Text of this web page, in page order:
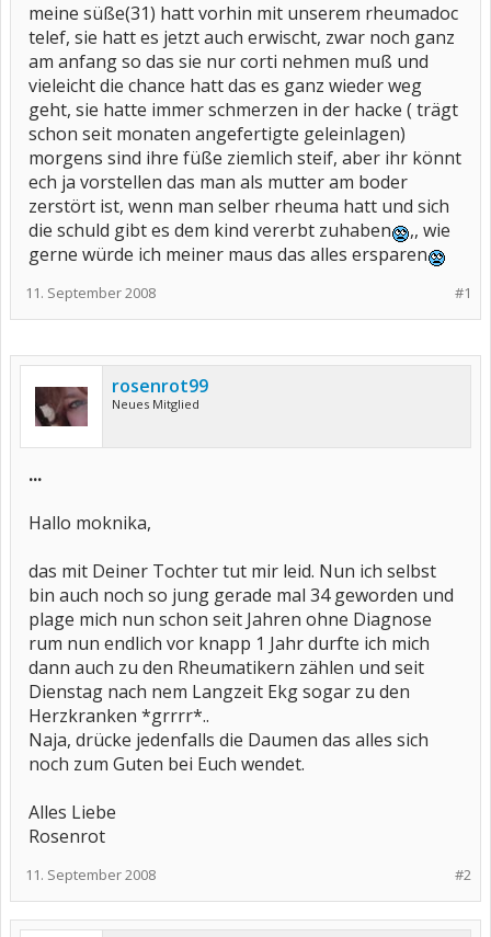
meine süße(31) hatt vorhin mit unserem rheumadoc
telef, sie hatt es jetzt auch erwischt, zwar noch ganz
am anfang so das sie nur corti nehmen muß und
vieleicht die chance hatt das es ganz wieder weg
geht, sie hatte immer schmerzen in der hacke ( trägt
schon seit monaten angefertigte geleinlagen)
morgens sind ihre füße ziemlich steif, aber ihr könnt
ech ja vorstellen das man als mutter am boder
zerstört ist, wenn man selber rheuma hatt und sich
die schuld gibt es dem kind vererbt zuhaben
,, wie
gerne würde ich meiner maus das alles ersparen
#1
11. September 2008
rosenrot99
Neues Mitglied
...
Hallo moknika,
das mit Deiner Tochter tut mir leid. Nun ich selbst
bin auch noch so jung gerade mal 34 geworden und
plage mich nun schon seit Jahren ohne Diagnose
rum nun endlich vor knapp 1 Jahr durfte ich mich
dann auch zu den Rheumatikern zählen und seit
Dienstag nach nem Langzeit Ekg sogar zu den
Herzkranken *grrrr*..
Naja, drücke jedenfalls die Daumen das alles sich
noch zum Guten bei Euch wendet.
Alles Liebe
Rosenrot
#2
11. September 2008